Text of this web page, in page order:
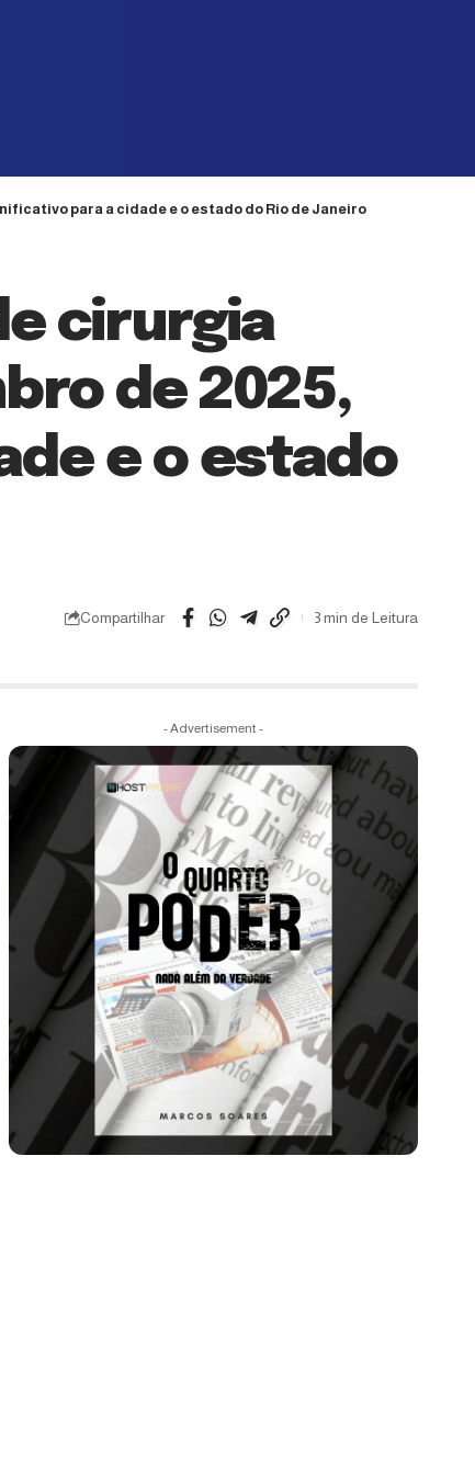
para a cidade e o estado do Rio de Janeiro
cirurgia
de 2025,
e o estado
Compartilhar 3 min de Leitura
- Advertisement -